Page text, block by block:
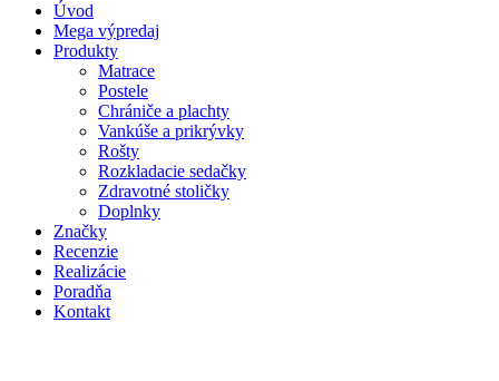
Úvod
Mega výpredaj
Produkty
Matrace
Postele
Chrániče a plachty
Vankúše a prikrývky
Rošty
Rozkladacie sedačky
Zdravotné stoličky
Doplnky
Značky
Recenzie
Realizácie
Poradňa
Kontakt